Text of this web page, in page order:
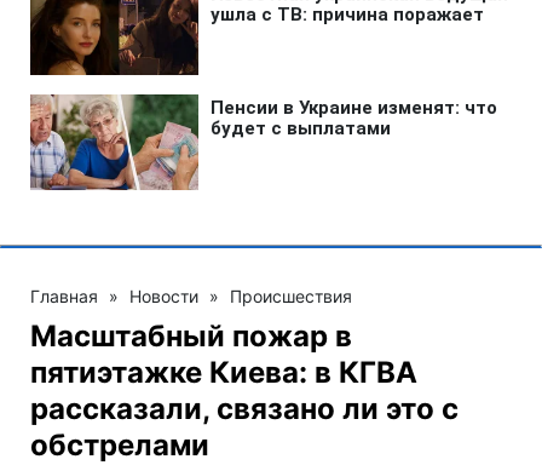
Главная » Новости » Происшествия
Масштабный пожар в
пятиэтажке Киева: в КГВА
рассказали, связано ли это с
обстрелами